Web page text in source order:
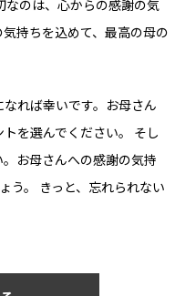
なのは、心からの感謝の気
持ちを込めて、最高の母の
れば幸いです。お母さん
を選んでください。 そし
お母さんへの感謝の気持
う。 きっと、忘れられない